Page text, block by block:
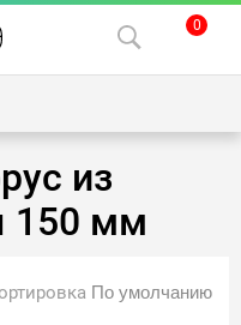
0
из
150 мм